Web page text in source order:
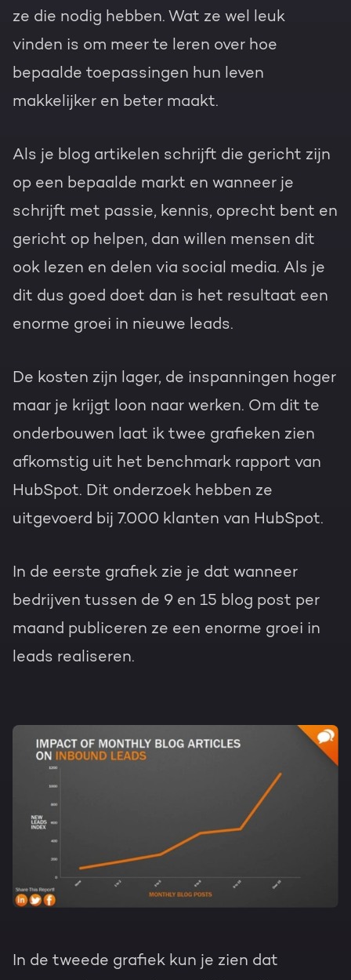
ze die nodig hebben. Wat ze wel leuk
vinden is om meer te leren over hoe
bepaalde toepassingen hun leven
makkelijker en beter maakt.
Als je blog artikelen schrijft die gericht zijn
op een bepaalde markt en wanneer je
schrijft met passie, kennis, oprecht bent en
gericht op helpen, dan willen mensen dit
ook lezen en delen via social media. Als je
dit dus goed doet dan is het resultaat een
enorme groei in nieuwe leads.
De kosten zijn lager, de inspanningen hoger
maar je krijgt loon naar werken. Om dit te
onderbouwen laat ik twee grafieken zien
afkomstig uit het benchmark rapport van
HubSpot. Dit onderzoek hebben ze
uitgevoerd bij 7.000 klanten van HubSpot.
In de eerste grafiek zie je dat wanneer
bedrijven tussen de 9 en 15 blog post per
maand publiceren ze een enorme groei in
leads realiseren.
In de tweede grafiek kun je zien dat